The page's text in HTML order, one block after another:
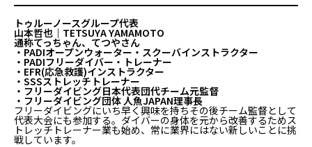
トゥルーノースグループ代表
山本哲也｜TETSUYA YAMAMOTO
通称てっちゃん、てつやさん
・PADIオープンウォーター・スクーバインストラクター
・PADIフリーダイバー・トレーナー
・EFR(応急救護)インストラクター
・SSSストレッチトレーナー
・フリーダイビング日本代表団代チーム元監督
・フリーダイビング団体 人魚JAPAN理事長
フリーダイビングにいち早く興味を持ちその後チーム監督として
代表大会にも参加する。ダイバーの身体を元から改善するためス
トレッチトレーナー業も始め、常に業界にはない新しいことに挑
戦しています。